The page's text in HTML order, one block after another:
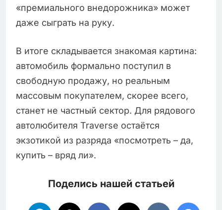
«премиального внедорожника» может
даже сыграть на руку.
В итоге складывается знакомая картина:
автомобиль формально поступил в
свободную продажу, но реальным
массовым покупателем, скорее всего,
станет не частный сектор. Для рядового
автолюбителя Traverse остаётся
экзотикой из разряда «посмотреть – да,
купить – вряд ли».
Поделись нашей статьей